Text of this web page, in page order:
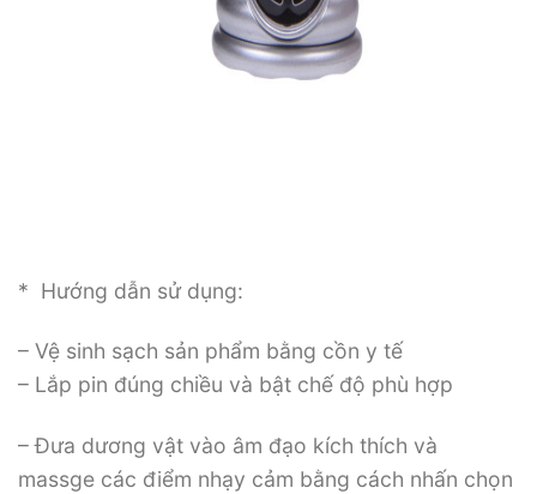
* Hướng dẫn sử dụng:
– Vệ sinh sạch sản phẩm bằng cồn y tế
– Lắp pin đúng chiều và bật chế độ phù hợp
– Đưa dương vật vào âm đạo kích thích và
massge các điểm nhạy cảm bằng cách nhấn chọn